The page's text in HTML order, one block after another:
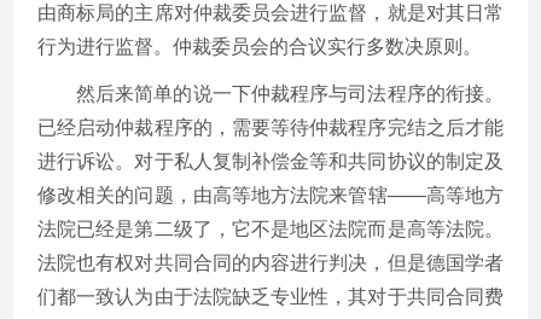
由商标局的主席对仲裁委员会进行监督，就是对其日常
行为进行监督。仲裁委员会的合议实行多数决原则。
然后来简单的说一下仲裁程序与司法程序的衔接。
已经启动仲裁程序的，需要等待仲裁程序完结之后才能
进行诉讼。对于私人复制补偿金等和共同协议的制定及
修改相关的问题，由高等地方法院来管辖——高等地方
法院已经是第二级了，它不是地区法院而是高等法院。
法院也有权对共同合同的内容进行判决，但是德国学者
们都一致认为由于法院缺乏专业性，其对于共同合同费